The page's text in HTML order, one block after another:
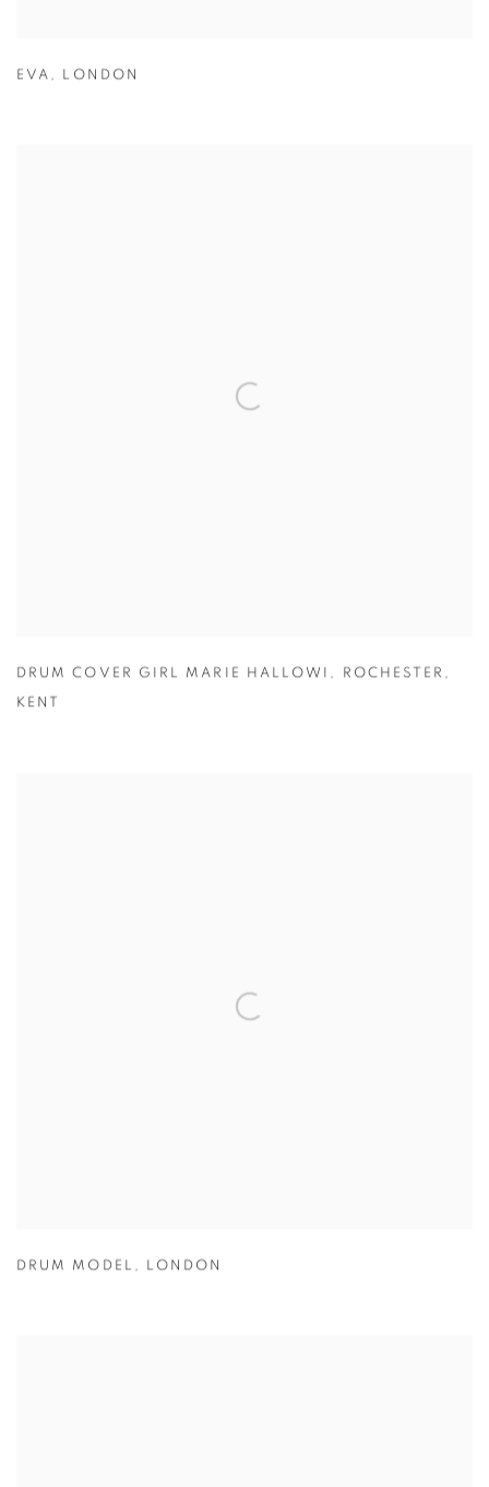
EVA , LONDON
DRUM COVER GIRL MARIE HALLOWI , ROCHESTER ,
KENT
DRUM MODEL , LONDON